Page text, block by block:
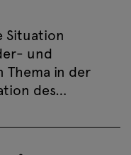
Situation
und
Thema in der
des…